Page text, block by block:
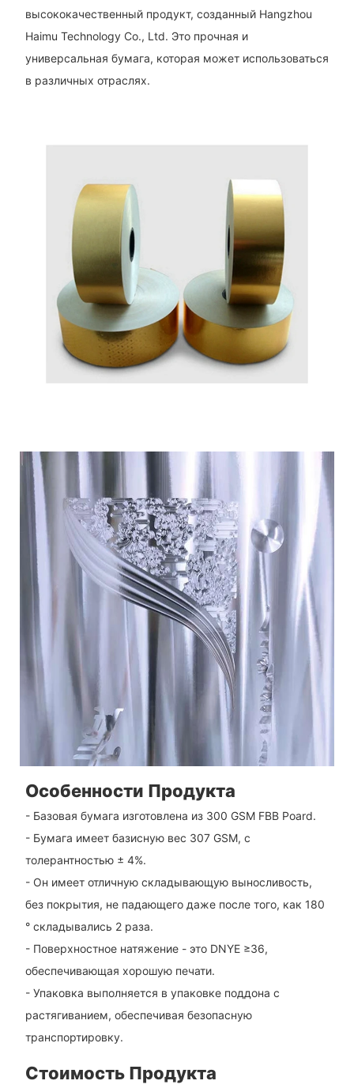
высококачественный продукт, созданный Hangzhou
Haimu Technology Co., Ltd. Это прочная и
универсальная бумага, которая может использоваться
в различных отраслях.
Особенности Продукта
- Базовая бумага изготовлена ​​из 300 GSM FBB Poard.
- Бумага имеет базисную вес 307 GSM, с
толерантностью ± 4%.
- Он имеет отличную складывающую выносливость,
без покрытия, не падающего даже после того, как 180
° складывались 2 раза.
- Поверхностное натяжение - это DNYE ≥36,
обеспечивающая хорошую печати.
- Упаковка выполняется в упаковке поддона с
растягиванием, обеспечивая безопасную
транспортировку.
Стоимость Продукта